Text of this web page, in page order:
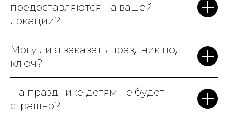
предоставляются на вашей
локации?
Могу ли я заказать праздник под
ключ?
На празднике детям не будет
страшно?